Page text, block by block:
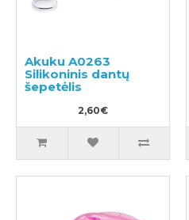
Akuku A0263
Silikoninis dantų
šepetėlis
2,60€